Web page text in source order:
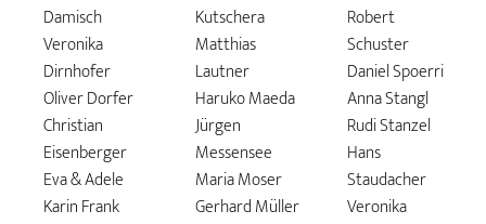
Damisch
Veronika
Dirnhofer
Oliver Dorfer
Christian
Eisenberger
Eva & Adele
Karin Frank
Kutschera
Matthias
Lautner
Haruko Maeda
Jürgen
Messensee
Maria Moser
Gerhard Müller
Robert
Schuster
Daniel Spoerri
Anna Stangl
Rudi Stanzel
Hans
Staudacher
Veronika